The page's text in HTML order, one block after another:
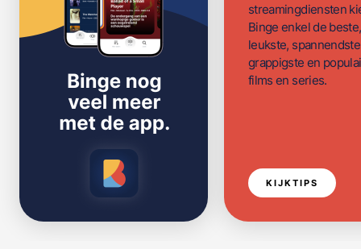
streamingdiensten
Binge enkel de beste,
leukste,
grappigste en
films en series.
KIJKTIPS